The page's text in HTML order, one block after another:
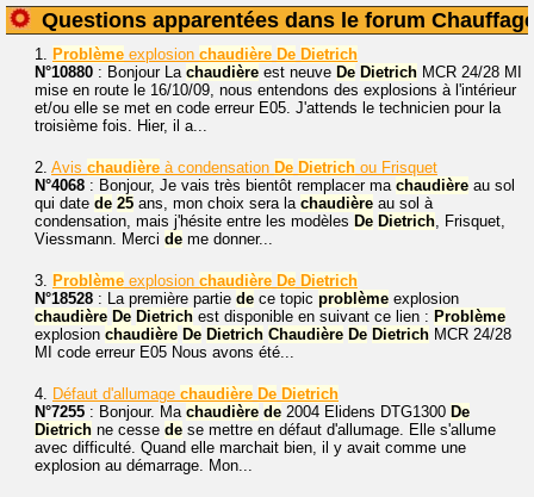
Questions apparentées dans le forum
1. Problème explosion chaudière De Dietrich
N°10880 : Bonjour La chaudière est neuve De Dietrich MCR 24/28 MI
mise en route le 16/10/09, nous entendons des explosions à l'intérieur
et/ou elle se met en code erreur E05. J'attends le technicien pour la
troisième fois. Hier, il a...
2. Avis chaudière à condensation De Dietrich ou Frisquet
N°4068 : Bonjour, Je vais très bientôt remplacer ma chaudière au sol
qui date de 25 ans, mon choix sera la chaudière au sol à
condensation, mais j'hésite entre les modèles De Dietrich, Frisquet,
Viessmann. Merci de me donner...
3. Problème explosion chaudière De Dietrich
N°18528 : La première partie de ce topic problème explosion
chaudière De Dietrich est disponible en suivant ce lien : Problème
explosion chaudière De Dietrich Chaudière De Dietrich MCR 24/28
MI code erreur E05 Nous avons été...
4. Défaut d'allumage chaudière De Dietrich
N°7255 : Bonjour. Ma chaudière de 2004 Elidens DTG1300 De
Dietrich ne cesse de se mettre en défaut d'allumage. Elle s'allume
avec difficulté. Quand elle marchait bien, il y avait comme une
explosion au démarrage. Mon...